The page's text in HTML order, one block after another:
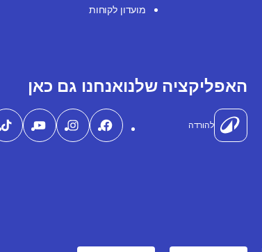
מועדון לקוחות
האפליקציה שלנו
להורדה
אנחנו גם כאן